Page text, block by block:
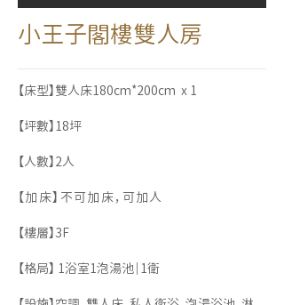
小王子閣樓雙人房
【床型】雙人床180cm*200cm x 1
【坪數】18坪
【人數】2人
【加床】不可加床，可加人
【樓層】3F
【格局】 1浴室1泡湯池｜1衛